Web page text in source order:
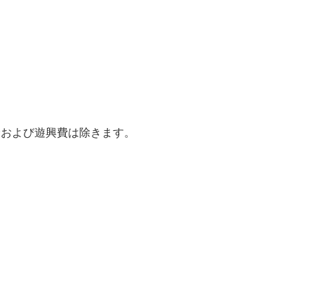
よび遊興費は除きます。